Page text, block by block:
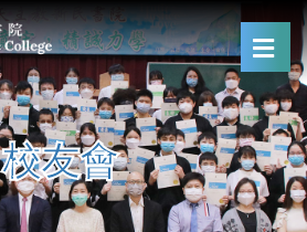
校友會